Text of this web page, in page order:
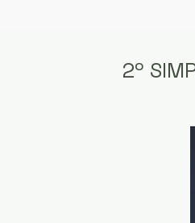
2º